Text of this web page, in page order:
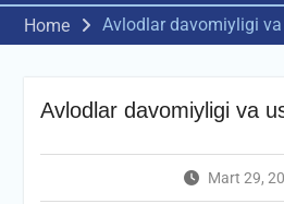
Home Avlodlar davomiyligi
Avlodlar davomiyligi va
Mart 29,